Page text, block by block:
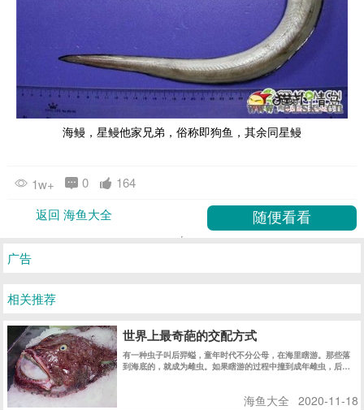
海鳗，星鳗他家兄弟，俗称即狗鱼，其余同星鳗
1w+ 0
164
返回 海鱼大全
广告
相关推荐
世界上最奇葩的交配方式
有一种虫子叫后羿螠，童年时代不分公母，在海里瞎游。那些落
到海底的，就成为雌虫。如果瞎游的过程中撞到成年雌虫，后螠
海鱼大全 2020-11-18